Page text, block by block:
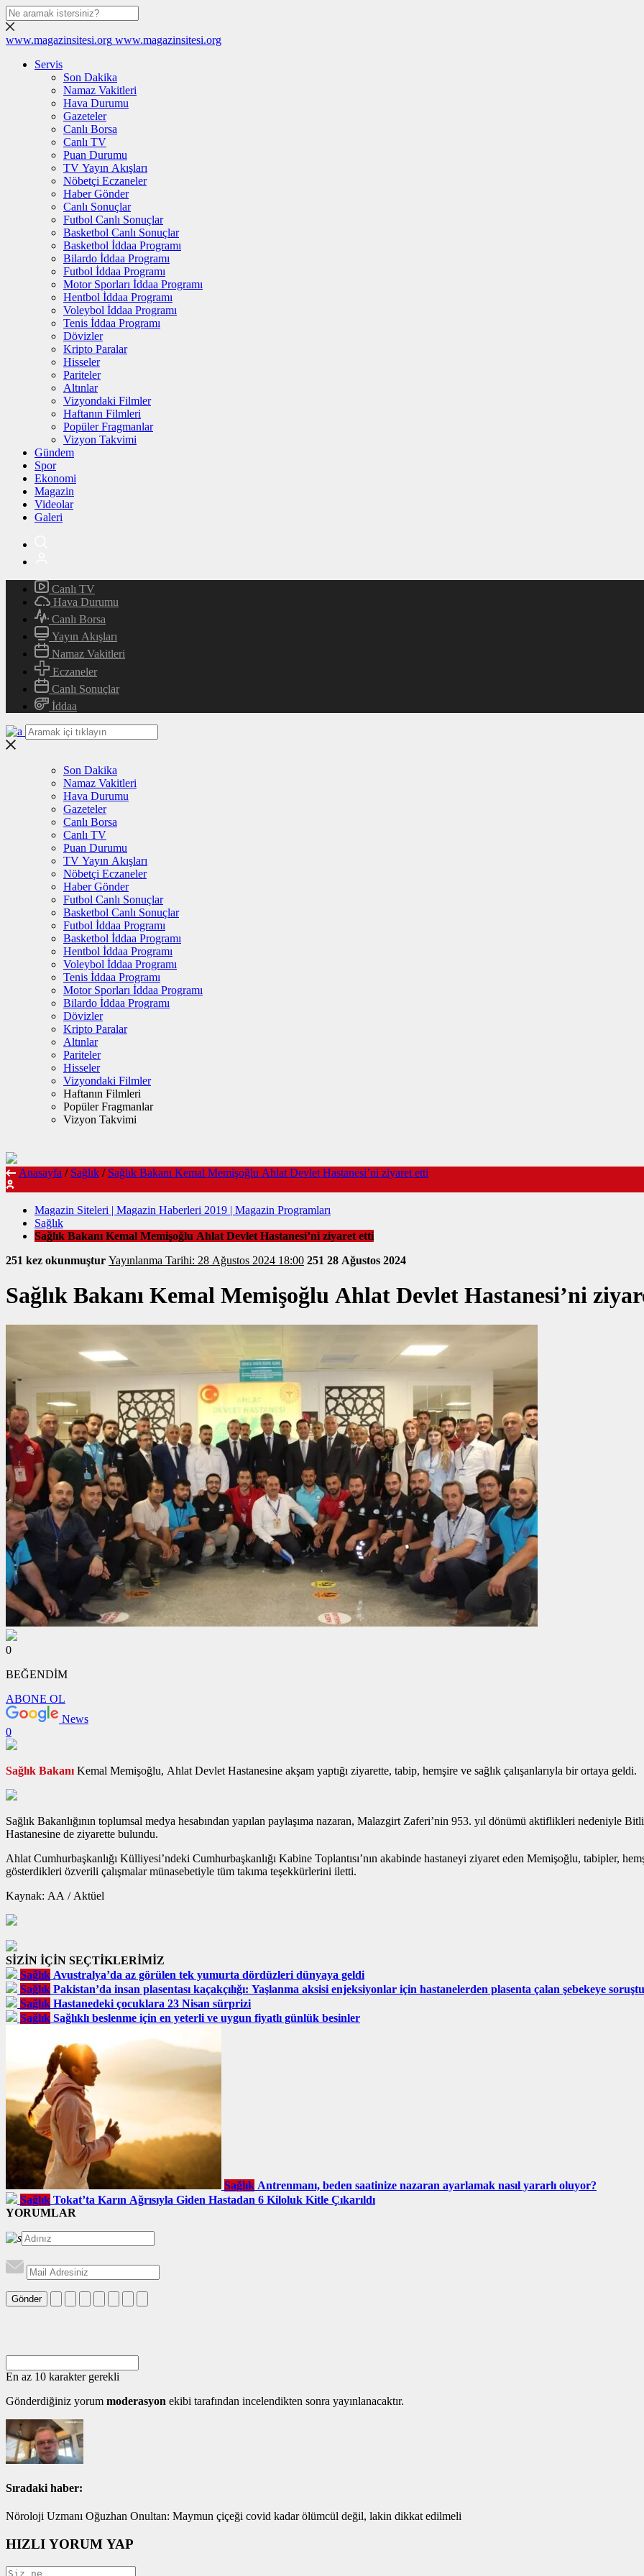
www.magazinsitesi.org www.magazinsitesi.org
Servis
Son Dakika
Namaz Vakitleri
Hava Durumu
Gazeteler
Canlı Borsa
Canlı TV
Puan Durumu
TV Yayın Akışları
Nöbetçi Eczaneler
Haber Gönder
Canlı Sonuçlar
Futbol Canlı Sonuçlar
Basketbol Canlı Sonuçlar
Basketbol İddaa Programı
Bilardo İddaa Programı
Futbol İddaa Programı
Motor Sporları İddaa Programı
Hentbol İddaa Programı
Voleybol İddaa Programı
Tenis İddaa Programı
Dövizler
Kripto Paralar
Hisseler
Pariteler
Altınlar
Vizyondaki Filmler
Haftanın Filmleri
Popüler Fragmanlar
Vizyon Takvimi
Gündem
Spor
Ekonomi
Magazin
Videolar
Galeri
Canlı TV
Hava Durumu
Canlı Borsa
Yayın Akışları
Namaz Vakitleri
Eczaneler
Canlı Sonuçlar
İddaa
Son Dakika
Namaz Vakitleri
Hava Durumu
Gazeteler
Canlı Borsa
Canlı TV
Puan Durumu
TV Yayın Akışları
Nöbetçi Eczaneler
Haber Gönder
Futbol Canlı Sonuçlar
Basketbol Canlı Sonuçlar
Futbol İddaa Programı
Basketbol İddaa Programı
Hentbol İddaa Programı
Voleybol İddaa Programı
Tenis İddaa Programı
Motor Sporları İddaa Programı
Bilardo İddaa Programı
Dövizler
Kripto Paralar
Altınlar
Pariteler
Hisseler
Vizyondaki Filmler
Haftanın Filmleri
Popüler Fragmanlar
Vizyon Takvimi
Anasayfa / Sağlık / Sağlık Bakanı Kemal Memişoğlu Ahlat Devlet Hastanesi’ni ziyaret etti
Magazin Siteleri | Magazin Haberleri 2019 | Magazin Programları
Sağlık
Sağlık Bakanı Kemal Memişoğlu Ahlat Devlet Hastanesi’ni ziyaret etti
251 kez okunmuştur
Yayınlanma Tarihi: 28 Ağustos 2024 18:00 251 28 Ağustos 2024
Sağlık Bakanı Kemal Memişoğlu Ahlat Devlet Hastanesi’ni
0
BEĞENDİM
ABONE OL
News
0
Sağlık Bakanı Kemal Memişoğlu, Ahlat Devlet Hastanesine akşam yaptığı ziyarette, tabip, hemşire ve sağlık çalışanlarıyla bir ortaya geldi.
Sağlık Bakanlığının toplumsal medya hesabından yapılan paylaşıma nazaran, Malazgirt Zaferi’nin 953. yıl dönümü aktiflikleri nedeniyle
Hastanesine de ziyarette bulundu.
Ahlat Cumhurbaşkanlığı Külliyesi’ndeki Cumhurbaşkanlığı Kabine Toplantısı’nın akabinde hastaneyi ziyaret eden Memişoğlu, tabipler,
gösterdikleri özverili çalışmalar münasebetiyle tüm takıma teşekkürlerini iletti.
Kaynak: AA / Aktüel
SİZİN İÇİN SEÇTİKLERİMİZ
Sağlık Avustralya’da az görülen tek yumurta dördüzleri dünyaya geldi
Sağlık Pakistan’da insan plasentası kaçakçılığı: Yaşlanma aksisi enjeksiyonlar için hastanelerden plasenta çalan şebekeye
Sağlık Hastanedeki çocuklara 23 Nisan sürprizi
Sağlık Sağlıklı beslenme için en yeterli ve uygun fiyatlı günlük besinler
Sağlık Antrenmanı, beden saatinize nazaran ayarlamak nasıl yararlı oluyor?
Sağlık Tokat’ta Karın Ağrısıyla Giden Hastadan 6 Kiloluk Kitle Çıkarıldı
YORUMLAR
Gönder
En az 10 karakter gerekli
Gönderdiğiniz yorum moderasyon ekibi tarafından incelendikten sonra yayınlanacaktır.
Sıradaki haber:
Nöroloji Uzmanı Oğuzhan Onultan: Maymun çiçeği covid kadar ölümcül değil, lakin dikkat edilmeli
HIZLI YORUM YAP